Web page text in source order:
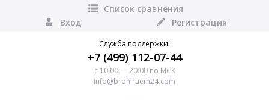
Список сравнения
Вход
Регистрация
Служба поддержки:
+7 (499) 112-07-44
с 10:00 — 20:00 по МСК
info@broniruem24.com